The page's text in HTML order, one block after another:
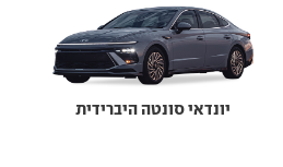
יונדאי סונטה היברידית